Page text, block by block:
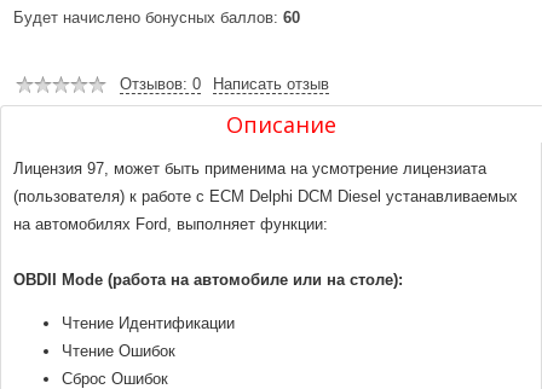
Будет начислено бонусных баллов: 60
Отзывов: 0 Написать отзыв
Описание
Лицензия 97, может быть применима на усмотрение лицензиата
(пользователя) к работе c ECM Delphi DCM Diesel устанавливаемых
на автомобилях Ford, выполняет функции:
OBDII Mode (работа на автомобиле или на столе):
Чтение Идентификации
Чтение Ошибок
Сброс Ошибок